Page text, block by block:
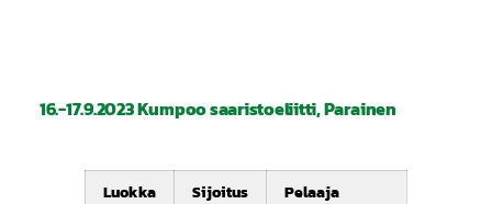
16.-17.9.2023 Kumpoo saaristoeliitti, Parainen
Luokka Sijoitus
Pelaaja